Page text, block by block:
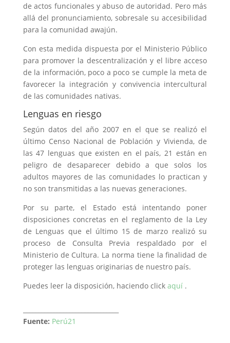
de actos funcionales y abuso de autoridad. Pero más
allá del pronunciamiento, sobresale su accesibilidad
para la comunidad awajún.
Con esta medida dispuesta por el Ministerio Público
para promover la descentralización y el libre acceso
de la información, poco a poco se cumple la meta de
favorecer la integración y convivencia intercultural
de las comunidades nativas.
Lenguas en riesgo
Según datos del año 2007 en el que se realizó el
último Censo Nacional de Población y Vivienda, de
las 47 lenguas que existen en el país, 21 están en
peligro de desaparecer debido a que solos los
adultos mayores de las comunidades lo practican y
no son transmitidas a las nuevas generaciones.
Por su parte, el Estado está intentando poner
disposiciones concretas en el reglamento de la Ley
de Lenguas que el último 15 de marzo realizó su
proceso de Consulta Previa respaldado por el
Ministerio de Cultura. La norma tiene la finalidad de
proteger las lenguas originarias de nuestro país.
Puedes leer la disposición, haciendo click aquí.
Fuente: Perú21